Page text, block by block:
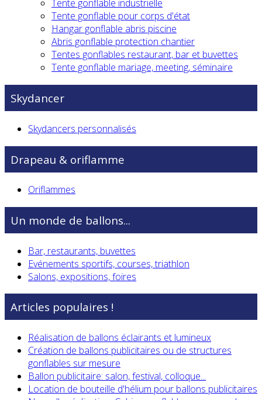
Tente gonflable industrielle
Tente gonflable pour corps d'état
Hangar gonflable abris piscine
Abris gonflable protection chantier
Tentes gonflables restaurant, bar et buvettes
Tente gonflable mariage, meeting, séminaire
Skydancer
Skydancers personnalisés
Drapeau & oriflamme
Oriflammes
Un monde de ballons...
Bar, restaurants, buvettes
Evénements sportifs, courses, triathlon
Salons, expositions, foires
Articles populaires !
Réalisation de ballons éclairants et lumineux
Création de ballons publicitaires ou de structures
gonflables sur mesure
Ballon publicitaire: salon, festival, colloque...
Location de bouteille d'hélium pour ballons publicitaires